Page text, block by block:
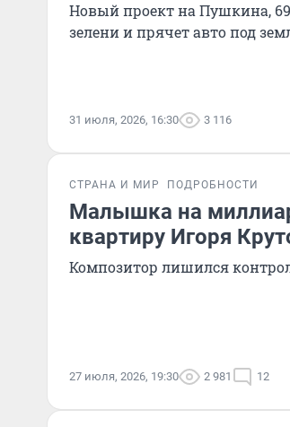
Новый проект на Пушкина, 69
зелени и прячет авто под
31 июля, 2026, 16:30 3 116
СТРАНА И МИР ПОДРОБНОСТИ
Малышка на
квартиру Игоря
Композитор лишился
27 июля, 2026, 19:30 2 981 12